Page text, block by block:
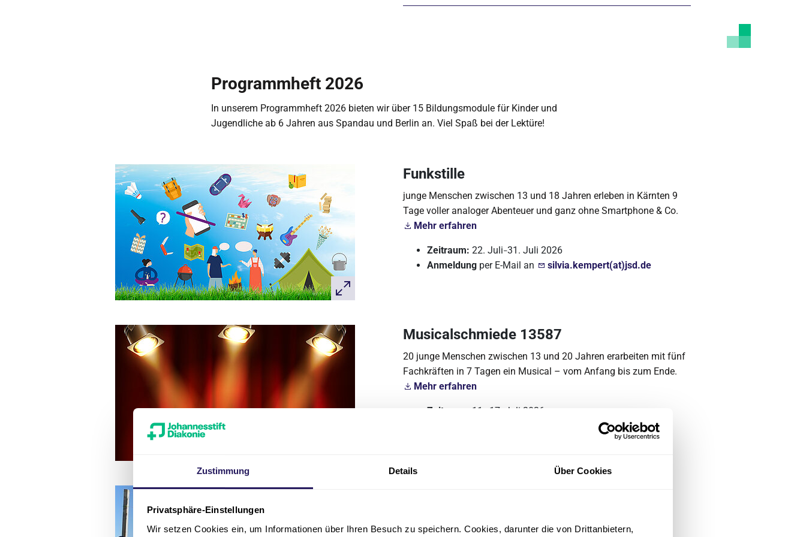
Zustimmung Details Über Cookies
Privatsphäre-Einstellungen
Wir setzen Cookies ein, um Informationen über Ihren Besuch zu speichern. Cookies, darunter die von Drittanbietern,
Programmheft 2026
In unserem Programmheft 2026 bieten wir über 15 Bildungsmodule für Kinder und
Jugendliche ab 6 Jahren aus Spandau und Berlin an. Viel Spaß bei der Lektüre!
Funkstille
junge Menschen zwischen 13 und 18 Jahren erleben in Kärnten 9
Tage voller analoger Abenteuer und ganz ohne Smartphone & Co.
Mehr erfahren
Zeitraum: 22. Juli–31. Juli 2026
Anmeldung per E-Mail an silvia.kempert(at)jsd.de
Musicalschmiede 13587
20 junge Menschen zwischen 13 und 20 Jahren erarbeiten mit fünf
Fachkräften in 7 Tagen ein Musical – vom Anfang bis zum Ende.
Mehr erfahren
Zeitraum: 11.
17. Juli 2026
silvia.kempert(at)jsd.de
Stiftsgelände des Evangelischen Johannesstifts eine Woche